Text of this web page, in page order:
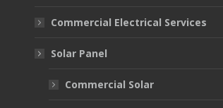
Commercial Electrical Services
Solar Panel
Commercial Solar